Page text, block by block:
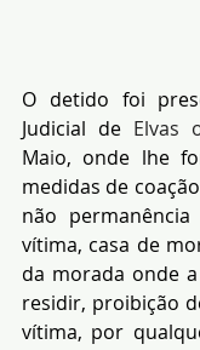
O detido foi
Judicial de Elvas
Maio, onde lhe fo
medidas de
não
vítima, casa de
da morada onde
residir, proibição
vítima, por